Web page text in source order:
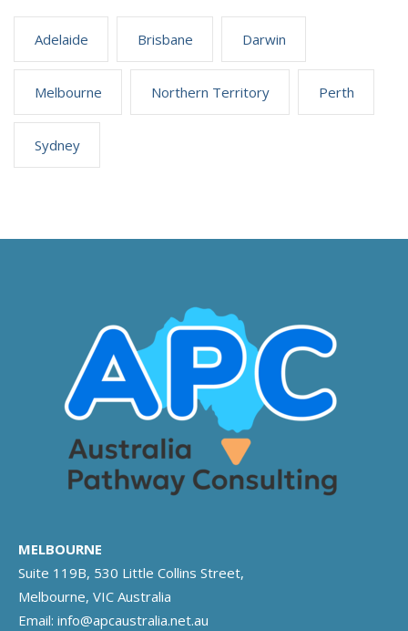
Adelaide Brisbane Darwin
Melbourne Northern Territory Perth
Sydney
MELBOURNE
Suite 119B, 530 Little Collins Street,
Melbourne, VIC Australia
Email: info@apcaustralia.net.au